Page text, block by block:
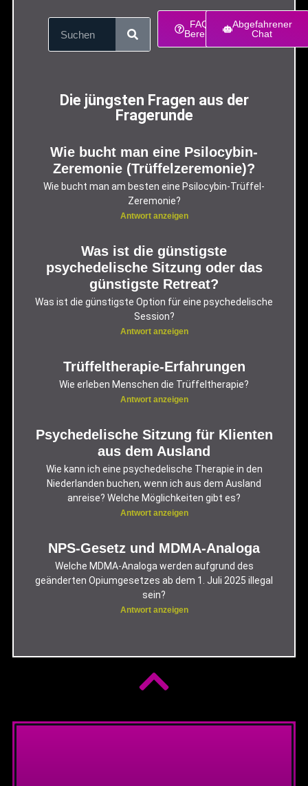
FAQ-
Bereich
Abgefahrener
Chat
Die jüngsten Fragen aus der
Fragerunde
Wie bucht man eine Psilocybin-
Zeremonie (Trüffelzeremonie)?
Wie bucht man am besten eine Psilocybin-Trüffel-
Zeremonie?
Antwort anzeigen
Was ist die günstigste
psychedelische Sitzung oder das
günstigste Retreat?
Was ist die günstigste Option für eine psychedelische
Session?
Antwort anzeigen
Trüffeltherapie-Erfahrungen
Wie erleben Menschen die Trüffeltherapie?
Antwort anzeigen
Psychedelische Sitzung für Klienten
aus dem Ausland
Wie kann ich eine psychedelische Therapie in den
Niederlanden buchen, wenn ich aus dem Ausland
anreise? Welche Möglichkeiten gibt es?
Antwort anzeigen
NPS-Gesetz und MDMA-Analoga
Welche MDMA-Analoga werden aufgrund des
geänderten Opiumgesetzes ab dem 1. Juli 2025 illegal
sein?
Antwort anzeigen